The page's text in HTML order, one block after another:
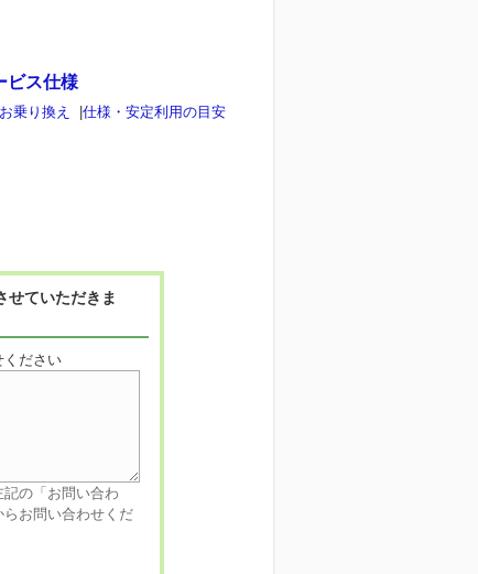
ビス仕様
乗り換え |仕様・安定利用の目安
せていただきま
ください
の「お問い合わ
お問い合わせくだ